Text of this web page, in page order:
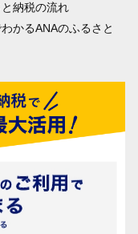
納税の流れ
かるANAのふるさと